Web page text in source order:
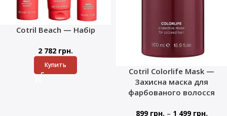
Cotril Beach — Набір
2 782 грн.
Купить
Cotril Colorlife Mask —
Захисна маска для
фарбованого волосся
899 грн. – 1 499 грн.